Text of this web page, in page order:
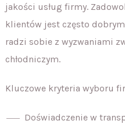
jakości usług firmy.
klientów jest często
radzi sobie z wyzwaniami
chłodniczym.
Kluczowe kryteria wyboru
Doświadczenie w